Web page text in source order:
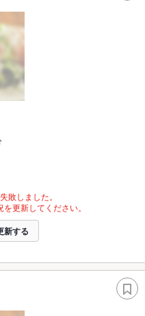
敗しました。
更新してください。
新する